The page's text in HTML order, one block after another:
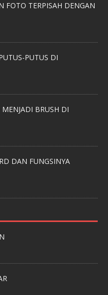
FOTO TERPISAH DENGAN
PUTUS DI
BRUSH DI
DAN FUNGSINYA